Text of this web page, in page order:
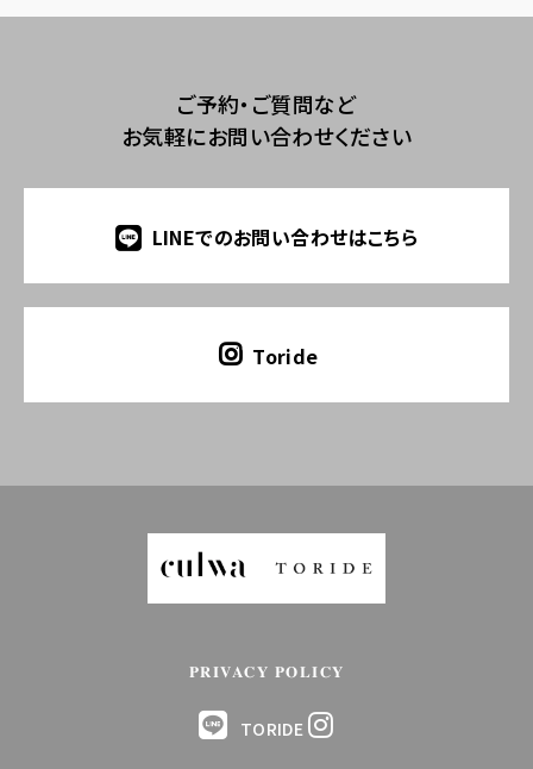
ご予約・ご質問など
お気軽にお問い合わせください
LINEでのお問い合わせはこちら
Toride
PRIVACY POLICY
TORIDE